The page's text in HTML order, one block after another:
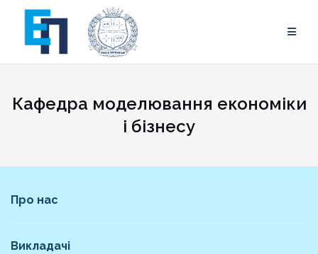
content
Кафедра моделювання економіки
і бізнесу
Про нас
Викладачі